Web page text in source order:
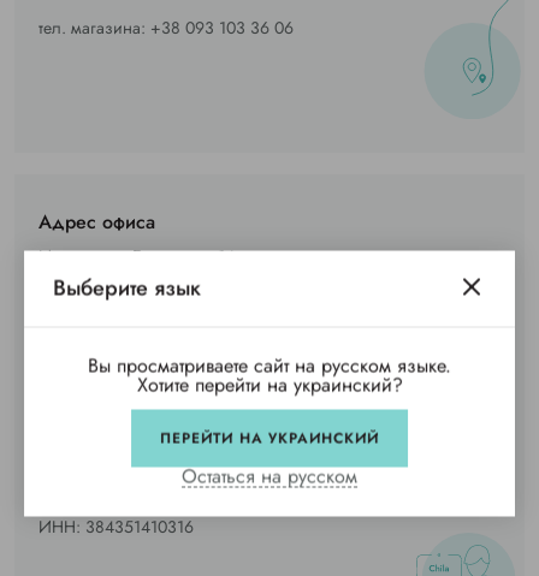
тел. магазина: +38 093 103 36 06
Адрес офиса
Ирпень, ул. Ерощенка, 14
ООО «Чила»
Юридический адрес 08205, Киевская обл., г. Ирпень, ул.
38435147
ИНН: 384351410316
Выберите язык
Вы просматриваете сайт на русском языке.
Хотите перейти на украинский?
ПЕРЕЙТИ НА УКРАИНСКИЙ
Остаться на русском